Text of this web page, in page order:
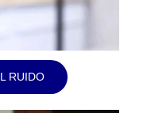
RUIDO